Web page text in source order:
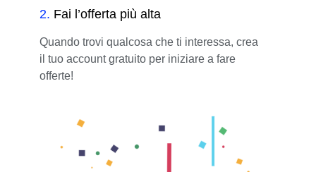
2. Fai l’offerta più alta
Quando trovi qualcosa che ti interessa, crea
il tuo account gratuito per iniziare a fare
offerte!